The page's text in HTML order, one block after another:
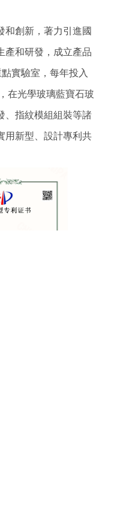
和創新，著力引進國
產和研發，成立產品
實驗室，每年投入
在光學玻璃藍寶石玻
、指紋模組組裝等諸
用新型、設計專利共